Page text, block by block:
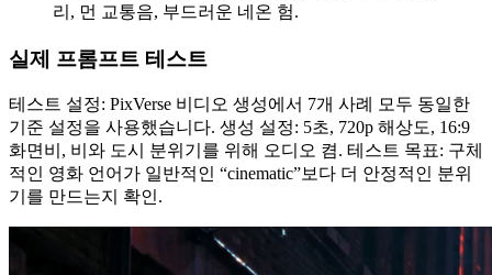
리, 먼 교통음, 부드러운 네온 험.
실제 프롬프트 테스트
테스트 설정: PixVerse 비디오 생성에서 7개 사례 모두 동일한
기준 설정을 사용했습니다. 생성 설정: 5초, 720p 해상도, 16:9
화면비, 비와 도시 분위기를 위해 오디오 켬. 테스트 목표: 구체
적인 영화 언어가 일반적인 “cinematic”보다 더 안정적인 분위
기를 만드는지 확인.